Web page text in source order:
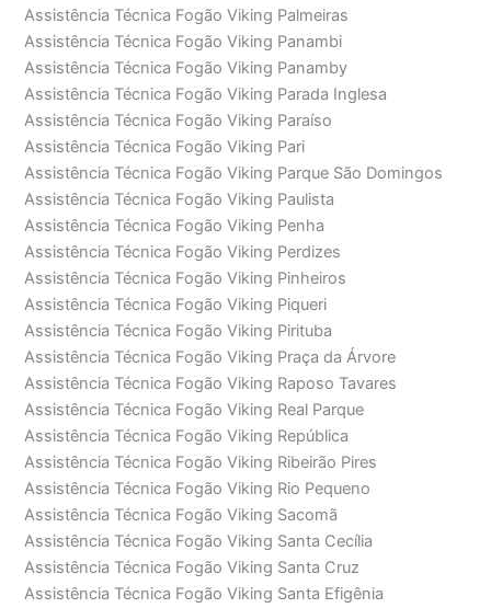
Assistência Técnica Fogão Viking Palmeiras
Assistência Técnica Fogão Viking Panambi
Assistência Técnica Fogão Viking Panamby
Assistência Técnica Fogão Viking Parada Inglesa
Assistência Técnica Fogão Viking Paraíso
Assistência Técnica Fogão Viking Pari
Assistência Técnica Fogão Viking Parque São Domingos
Assistência Técnica Fogão Viking Paulista
Assistência Técnica Fogão Viking Penha
Assistência Técnica Fogão Viking Perdizes
Assistência Técnica Fogão Viking Pinheiros
Assistência Técnica Fogão Viking Piqueri
Assistência Técnica Fogão Viking Pirituba
Assistência Técnica Fogão Viking Praça da Árvore
Assistência Técnica Fogão Viking Raposo Tavares
Assistência Técnica Fogão Viking Real Parque
Assistência Técnica Fogão Viking República
Assistência Técnica Fogão Viking Ribeirão Pires
Assistência Técnica Fogão Viking Rio Pequeno
Assistência Técnica Fogão Viking Sacomã
Assistência Técnica Fogão Viking Santa Cecília
Assistência Técnica Fogão Viking Santa Cruz
Assistência Técnica Fogão Viking Santa Efigênia